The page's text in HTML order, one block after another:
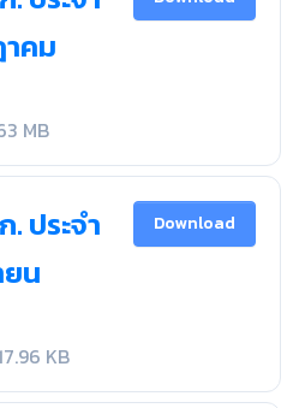
คม
MB
ประจำ
น
KB
Download